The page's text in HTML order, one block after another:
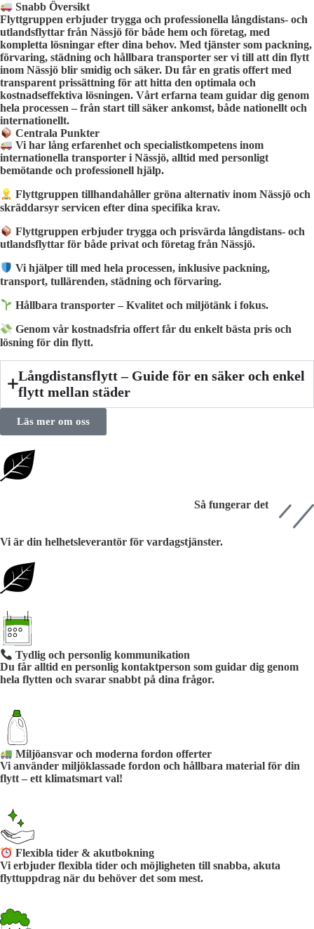
Snabb Översikt
Flyttgruppen erbjuder trygga och professionella långdistans- och
utlandsflyttar från Nässjö för både hem och företag, med
kompletta lösningar efter dina behov. Med tjänster som packning,
förvaring, städning och hållbara transporter ser vi till att din flytt
inom Nässjö blir smidig och säker. Du får en gratis offert med
transparent prissättning för att hitta den optimala och
kostnadseffektiva lösningen. Vårt erfarna team guidar dig genom
hela processen – från start till säker ankomst, både nationellt och
internationellt.
Centrala Punkter
Vi har lång erfarenhet och specialistkompetens inom
internationella transporter i Nässjö, alltid med personligt
bemötande och professionell hjälp.
Flyttgruppen tillhandahåller gröna alternativ inom Nässjö och
skräddarsyr servicen efter dina specifika krav.
Flyttgruppen erbjuder trygga och prisvärda långdistans- och
utlandsflyttar för både privat och företag från Nässjö.
Vi hjälper till med hela processen, inklusive packning,
transport, tullärenden, städning och förvaring.
Hållbara transporter – Kvalitet och miljötänk i fokus.
Genom vår kostnadsfria offert får du enkelt bästa pris och
lösning för din flytt.
Långdistansflytt – Guide för en säker och enkel
flytt mellan städer
Läs mer om oss
Så fungerar det
Vi är din helhetsleverantör för vardagstjänster.
Tydlig och personlig kommunikation
Du får alltid en personlig kontaktperson som guidar dig genom
hela flytten och svarar snabbt på dina frågor.
Miljöansvar och moderna fordon offerter
Vi använder miljöklassade fordon och hållbara material för din
flytt – ett klimatsmart val!
Flexibla tider & akutbokning
Vi erbjuder flexibla tider och möjligheten till snabba, akuta
flyttuppdrag när du behöver det som mest.